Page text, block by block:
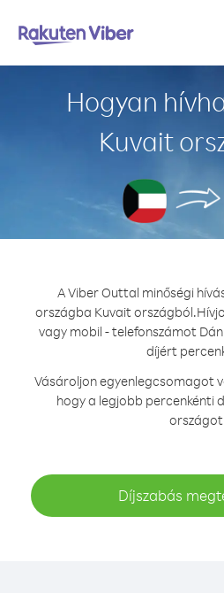
Hogyan
Kuvait
A Viber Outtal minőségi
országba Kuvait országból.
vagy mobil - telefonszámot
díjért
Vásároljon egyenlegcsomagot
hogy a legjobb percenkénti
Díjszabás